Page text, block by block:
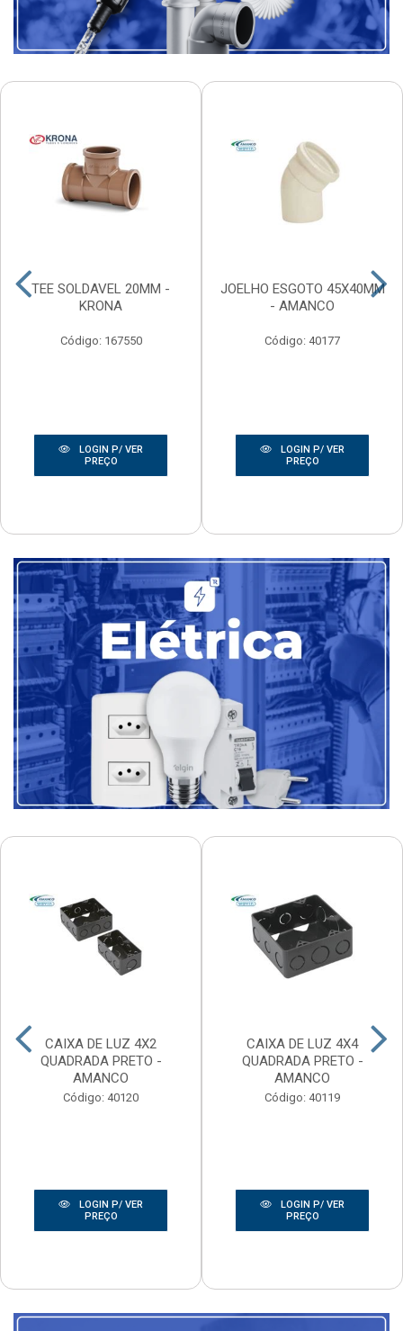
TEE SOLDAVEL 20MM -
KRONA
Código: 167550
LOGIN P/ VER
PREÇO
JOELHO ESGOTO 45X40MM
- AMANCO
Código: 40177
LOGIN P/ VER
PREÇO
CAIXA DE LUZ 4X2
QUADRADA PRETO -
AMANCO
Código: 40120
LOGIN P/ VER
PREÇO
CAIXA DE LUZ 4X4
QUADRADA PRETO -
AMANCO
Código: 40119
LOGIN P/ VER
PREÇO